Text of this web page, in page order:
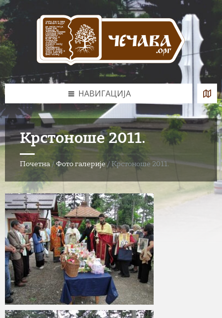
Skip
to
content
Skip
to
left
sidebar
Skip
to
footer
НАВИГАЦИЈА
Крстоноше 2011.
Почетна /Фото галерије / Крстоноше 2011.